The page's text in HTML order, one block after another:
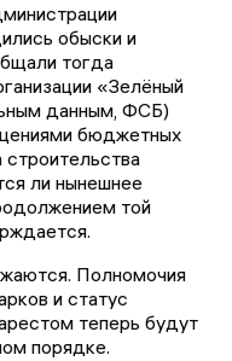
обыски и
тогда
«Зелёный
данным, ФСБ)
бюджетных
ли нынешнее
той
Полномочия
и статус
теперь будут
порядке.